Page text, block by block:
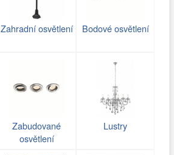
Zahradní osvětlení Bodové osvětlení
Zabudované
osvětlení
Lustry